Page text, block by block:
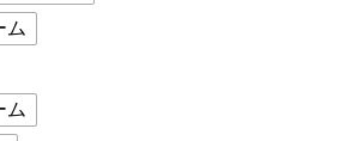
ム
ム